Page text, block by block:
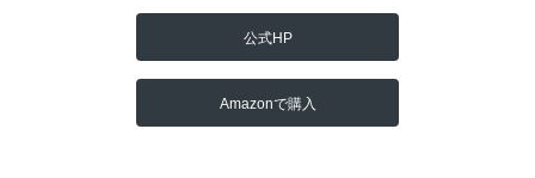
公式HP
Amazonで購入